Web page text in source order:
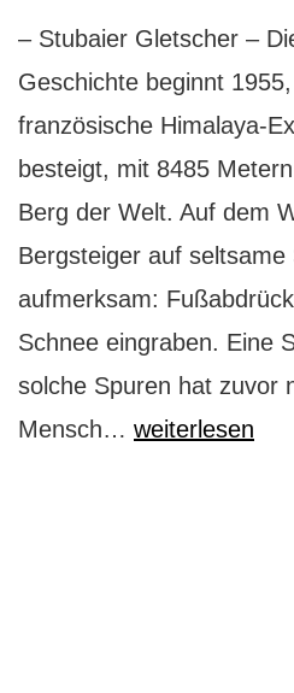
– Stubaier Gletscher –
Geschichte beginnt
französische Himalaya-
besteigt, mit 8485
Berg der Welt. Auf dem
Bergsteiger auf
aufmerksam:
Schnee eingraben. Eine
solche Spuren hat zuvor
Mensch… Stubaier
weiterlesen